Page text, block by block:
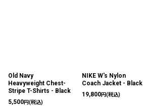
Old Navy
Heavyweight Chest-
Stripe T-Shirts - Black
5,500円(税込)
NIKE W's Nylon
Coach Jacket - Black
19,800円(税込)